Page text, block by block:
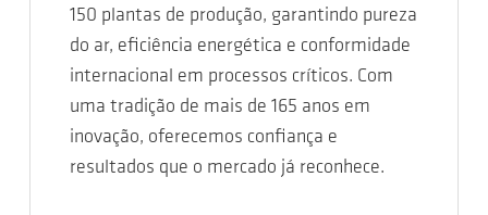
150 plantas de produção, garantindo pureza
do ar, eficiência energética e conformidade
internacional em processos críticos. Com
uma tradição de mais de 165 anos em
inovação, oferecemos confiança e
resultados que o mercado já reconhece.